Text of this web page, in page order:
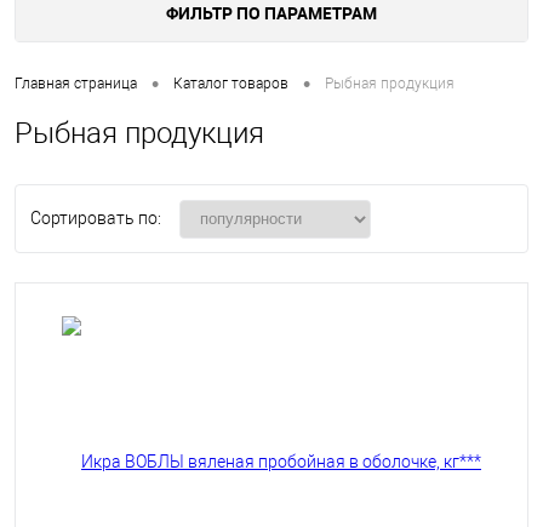
ФИЛЬТР ПО ПАРАМЕТРАМ
Главная страница • Каталог товаров • Рыбная продукция
Рыбная продукция
Сортировать по: